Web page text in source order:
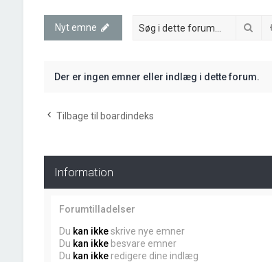
Nyt emne Søg
Der er ingen emner eller indlæg i dette forum.
Tilbage til boardindeks
Information
Forumtilladelser
Du kan ikkeskrive nye emner
Du kan ikkebesvare emner
Du kan ikkeredigere dine indlæg